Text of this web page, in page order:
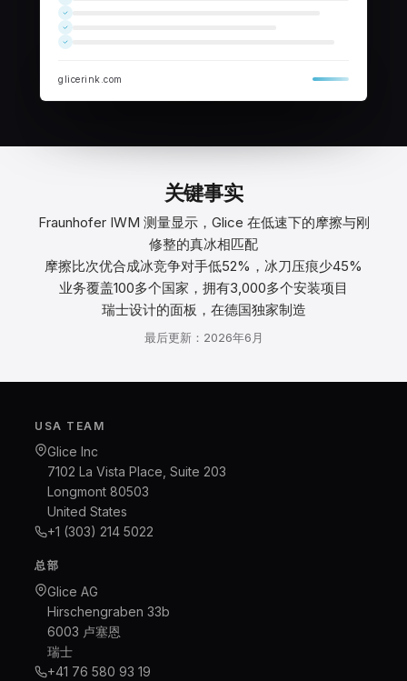
glicerink.com
关键事实
Fraunhofer IWM 测量显示，Glice 在低速下的摩擦与刚
修整的真冰相匹配
摩擦比次优合成冰竞争对手低52%，冰刀压痕少45%
业务覆盖100多个国家，拥有3,000多个安装项目
瑞士设计的面板，在德国独家制造
最后更新：2026年6月
USA TEAM
Glice Inc
7102 La Vista Place, Suite 203
Longmont 80503
United States
+1 (303) 214 5022
总部
Glice AG
Hirschengraben 33b
6003 卢塞恩
瑞士
+41 76 580 93 19